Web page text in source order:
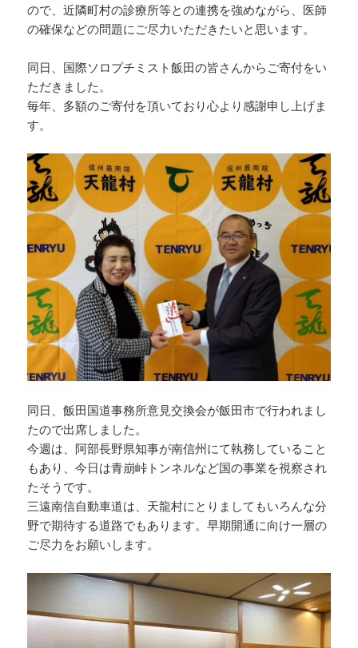
ので、近隣町村の診療所等との連携を強めながら、医師
の確保などの問題にご尽力いただきたいと思います。
同日、国際ソロプチミスト飯田の皆さんからご寄付をい
ただきました。
毎年、多額のご寄付を頂いており心より感謝申し上げま
す。
同日、飯田国道事務所意見交換会が飯田市で行われまし
たので出席しました。
今週は、阿部長野県知事が南信州にて執務していること
もあり、今日は青崩峠トンネルなど国の事業を視察され
たそうです。
三遠南信自動車道は、天龍村にとりましてもいろんな分
野で期待する道路でもあります。早期開通に向け一層の
ご尽力をお願いします。